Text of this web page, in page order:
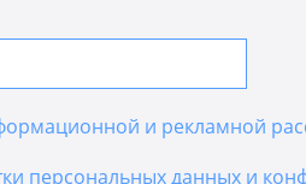
и рекламной
персональных данных и